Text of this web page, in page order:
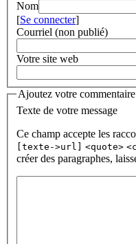
Nom
[Se connecter]
Courriel (non publié)
Votre site web
Ajoutez votre
Texte de votre message
Ce champ accepte les
[texte->url] <quote>
créer des paragraphes,